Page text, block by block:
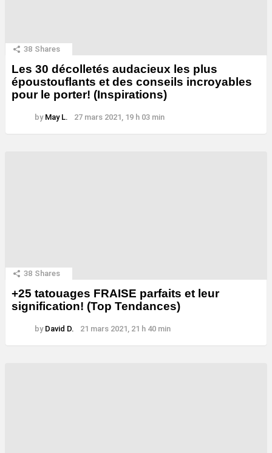
38 Shares
Les 30 décolletés audacieux les plus
époustouflants et des conseils incroyables
pour le porter! (Inspirations)
by May L. 27 mars 2021, 19 h 03 min
38 Shares
+25 tatouages ​​FRAISE parfaits et leur
signification! (Top Tendances)
by David D. 21 mars 2021, 21 h 40 min